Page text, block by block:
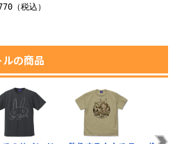
（税込）
の商品